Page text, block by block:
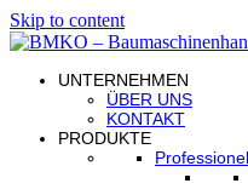
Skip to content
UNTERNEHMEN
ÜBER UNS
KONTAKT
PRODUKTE